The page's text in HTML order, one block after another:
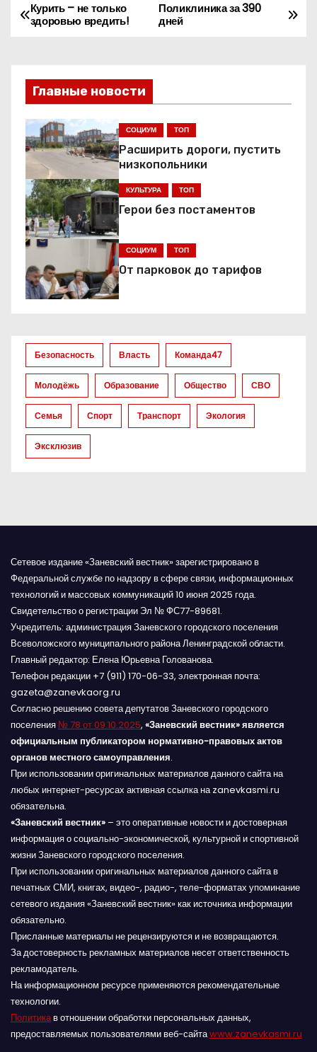
Н
в
и
г
а
ц
и
я
п
з
а
п
и
с
м
Поликлиника за 390
дней
Курить – не только
здоровью вредить!
Главные новости
СОЦИУМ ТОП
Расширить дороги, пустить
низкопольники
КУЛЬТУРА ТОП
Герои без постаментов
СОЦИУМ ТОП
От парковок до тарифов
Безопасность Власть Команда47
Молодёжь Образование Общество СВО
Семья Спорт Транспорт Экология
Эксклюзив
Сетевое издание «Заневский вестник» зарегистрировано в
Федеральной службе по надзору в сфере связи, информационных
технологий и массовых коммуникаций 10 июня 2025 года.
Свидетельство о регистрации Эл № ФС77-89681.
Учредитель: администрация Заневского городского поселения
Всеволожского муниципального района Ленинградской области.
Главный редактор: Елена Юрьевна Голованова.
Телефон редакции +7 (911) 170-06-33, электронная почта:
gazeta@zanevkaorg.ru
Согласно решению совета депутатов Заневского городского
поселения № 78 от 09.10.2025, «Заневский вестник» является
официальным публикатором нормативно-правовых актов
органов местного самоуправления.
При использовании оригинальных материалов данного сайта на
любых интернет-ресурсах активная ссылка на zanevkasmi.ru
обязательна.
«Заневский вестник» – это оперативные новости и достоверная
информация о социально-экономической, культурной и спортивной
жизни Заневского городского поселения.
При использовании оригинальных материалов данного сайта в
печатных СМИ, книгах, видео-, радио-, теле-форматах упоминание
сетевого издания «Заневский вестник» как источника информации
обязательно.
Присланные материалы не рецензируются и не возвращаются.
За достоверность рекламных материалов несет ответственность
рекламодатель.
На информационном ресурсе применяются рекомендательные
технологии.
Политикав отношении обработки персональных данных,
предоставляемых пользователями веб-сайтаwww.zanevkasmi.ru